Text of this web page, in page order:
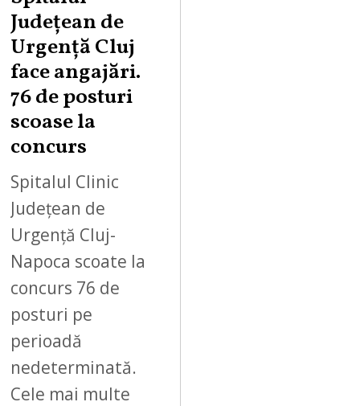
Județean de
Urgență Cluj
face angajări.
76 de posturi
scoase la
concurs
Spitalul Clinic
Județean de
Urgență Cluj-
Napoca scoate la
concurs 76 de
posturi pe
perioadă
nedeterminată.
Cele mai multe